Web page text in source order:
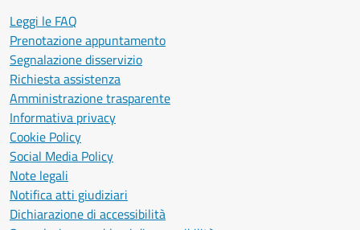
Leggi le FAQ
Prenotazione appuntamento
Segnalazione disservizio
Richiesta assistenza
Amministrazione trasparente
Informativa privacy
Cookie Policy
Social Media Policy
Note legali
Notifica atti giudiziari
Dichiarazione di accessibilità